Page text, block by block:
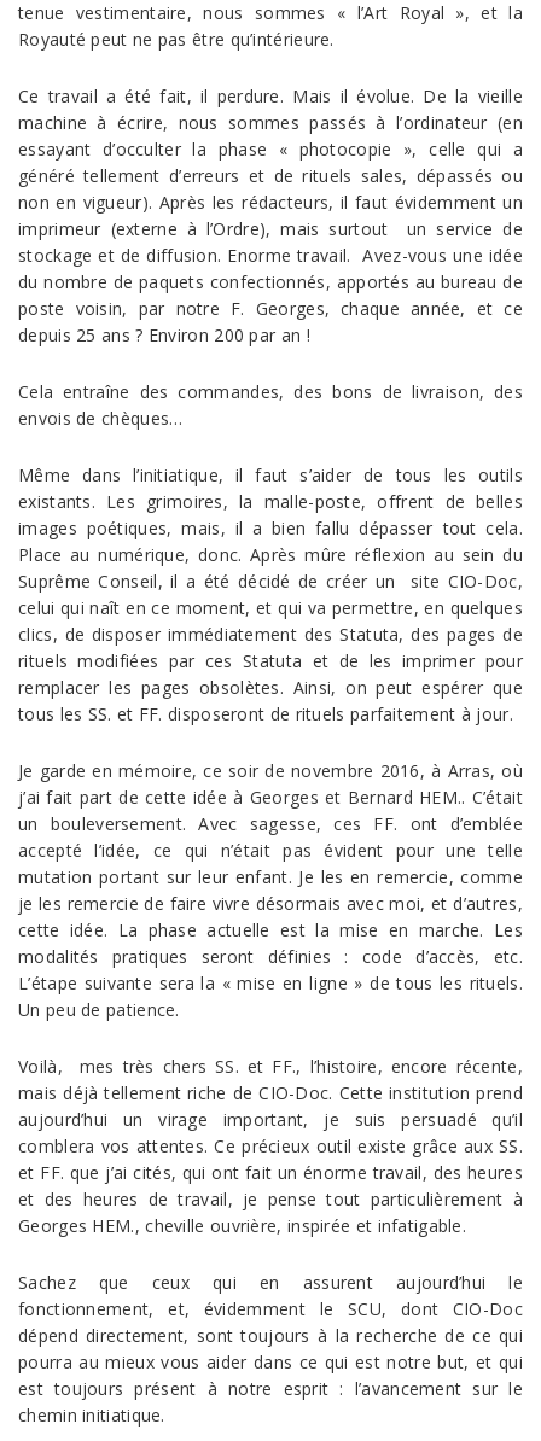
tenue vestimentaire, nous sommes « l’Art Royal », et la
Royauté peut ne pas être qu’intérieure.
Ce travail a été fait, il perdure. Mais il évolue. De la vieille
machine à écrire, nous sommes passés à l’ordinateur (en
essayant d’occulter la phase « photocopie », celle qui a
généré tellement d’erreurs et de rituels sales, dépassés ou
non en vigueur). Après les rédacteurs, il faut évidemment un
imprimeur (externe à l’Ordre), mais surtout un service de
stockage et de diffusion. Enorme travail. Avez-vous une idée
du nombre de paquets confectionnés, apportés au bureau de
poste voisin, par notre F. Georges, chaque année, et ce
depuis 25 ans ? Environ 200 par an !
Cela entraîne des commandes, des bons de livraison, des
envois de chèques…
Même dans l’initiatique, il faut s’aider de tous les outils
existants. Les grimoires, la malle-poste, offrent de belles
images poétiques, mais, il a bien fallu dépasser tout cela.
Place au numérique, donc. Après mûre réflexion au sein du
Suprême Conseil, il a été décidé de créer un site CIO-Doc,
celui qui naît en ce moment, et qui va permettre, en quelques
clics, de disposer immédiatement des Statuta, des pages de
rituels modifiées par ces Statuta et de les imprimer pour
remplacer les pages obsolètes. Ainsi, on peut espérer que
tous les SS. et FF. disposeront de rituels parfaitement à jour.
Je garde en mémoire, ce soir de novembre 2016, à Arras, où
j’ai fait part de cette idée à Georges et Bernard HEM.. C’était
un bouleversement. Avec sagesse, ces FF. ont d’emblée
accepté l’idée, ce qui n’était pas évident pour une telle
mutation portant sur leur enfant. Je les en remercie, comme
je les remercie de faire vivre désormais avec moi, et d’autres,
cette idée. La phase actuelle est la mise en marche. Les
modalités pratiques seront définies : code d’accès, etc.
L’étape suivante sera la « mise en ligne » de tous les rituels.
Un peu de patience.
Voilà, mes très chers SS. et FF., l’histoire, encore récente,
mais déjà tellement riche de CIO-Doc. Cette institution prend
aujourd’hui un virage important, je suis persuadé qu’il
comblera vos attentes. Ce précieux outil existe grâce aux SS.
et FF. que j’ai cités, qui ont fait un énorme travail, des heures
et des heures de travail, je pense tout particulièrement à
Georges HEM., cheville ouvrière, inspirée et infatigable.
Sachez que ceux qui en assurent aujourd’hui le
fonctionnement, et, évidemment le SCU, dont CIO-Doc
dépend directement, sont toujours à la recherche de ce qui
pourra au mieux vous aider dans ce qui est notre but, et qui
est toujours présent à notre esprit : l’avancement sur le
chemin initiatique.